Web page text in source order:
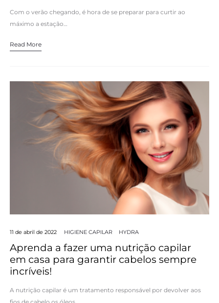
Com o verão chegando, é hora de se preparar para curtir ao
máximo a estação…
Read More
11 de abril de 2022 HIGIENE CAPILAR HYDRA
Aprenda a fazer uma nutrição capilar
em casa para garantir cabelos sempre
incríveis!
A nutrição capilar é um tratamento responsável por devolver aos